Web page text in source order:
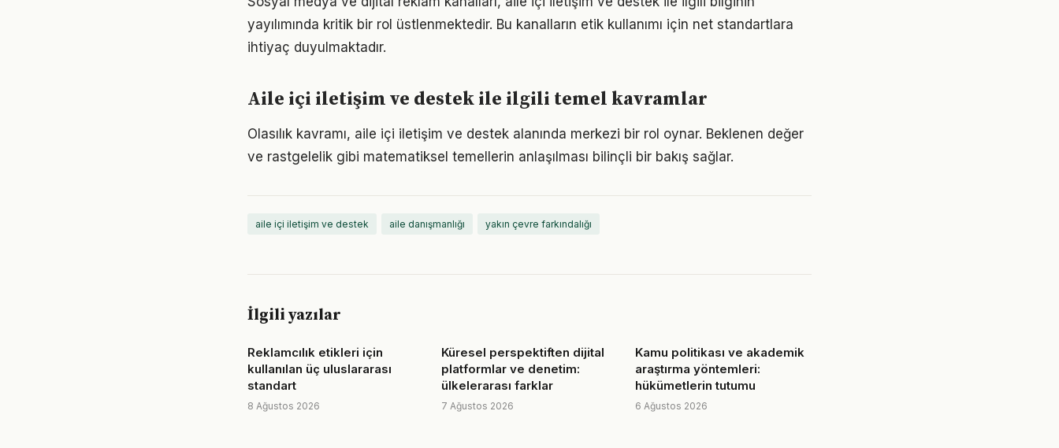
yayılımında kritik bir rol üstlenmektedir. Bu kanalların etik kullanımı için net standartlara
ihtiyaç duyulmaktadır.
Aile içi iletişim ve destek ile ilgili temel kavramlar
Olasılık kavramı, aile içi iletişim ve destek alanında merkezi bir rol oynar. Beklenen değer
ve rastgelelik gibi matematiksel temellerin anlaşılması bilinçli bir bakış sağlar.
aile içi iletişim ve destek aile danışmanlığı yakın çevre farkındalığı
İlgili yazılar
Reklamcılık etikleri için
kullanılan üç uluslararası
standart
8 Ağustos 2026
Küresel perspektiften dijital
platformlar ve denetim:
ülkelerarası farklar
7 Ağustos 2026
Kamu politikası ve akademik
araştırma yöntemleri:
hükümetlerin tutumu
6 Ağustos 2026